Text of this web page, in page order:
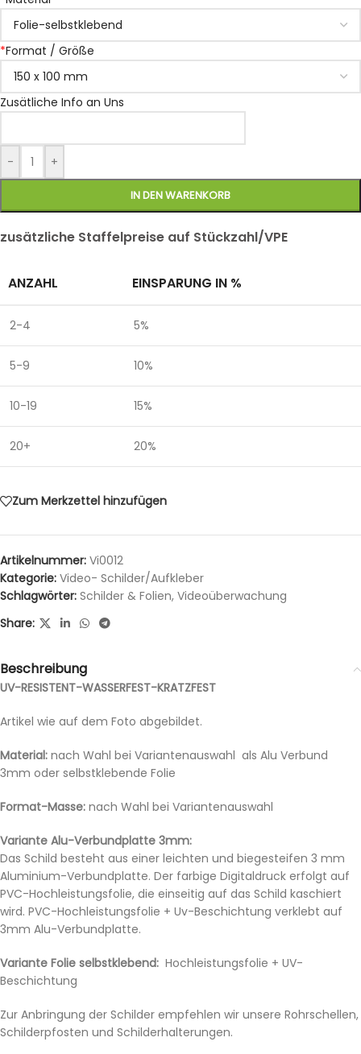
*Format / Größe
Zusätliche Info an Uns
- +
IN DEN WARENKORB
zusätzliche Staffelpreise auf Stückzahl/VPE
ANZAHL EINSPARUNG IN %
2-4 5%
5-9 10%
10-19 15%
20+ 20%
Zum Merkzettel hinzufügen
Artikelnummer: Vi0012
Kategorie: Video- Schilder/Aufkleber
Schlagwörter: Schilder & Folien, Videoüberwachung
Share:
Beschreibung
UV-RESISTENT-WASSERFEST-KRATZFEST
Artikel wie auf dem Foto abgebildet.
Material: nach Wahl bei Variantenauswahl als Alu Verbund
3mm oder selbstklebende Folie
Format-Masse: nach Wahl bei Variantenauswahl
Variante Alu-Verbundplatte 3mm:
Das Schild besteht aus einer leichten und biegesteifen 3 mm
Aluminium-Verbundplatte. Der farbige Digitaldruck erfolgt auf
PVC-Hochleistungsfolie, die einseitig auf das Schild kaschiert
wird. PVC-Hochleistungsfolie + Uv-Beschichtung verklebt auf
3mm Alu-Verbundplatte.
Variante Folie selbstklebend: Hochleistungsfolie + UV-
Beschichtung
Zur Anbringung der Schilder empfehlen wir unsere Rohrschellen,
Schilderpfosten und Schilderhalterungen.